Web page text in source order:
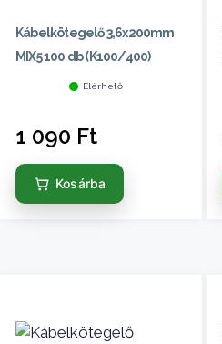
Kábelkötegelő 3,6x200mm
MIX5 100 db (K100/400)
Elérhető
1 090 Ft
Kosárba